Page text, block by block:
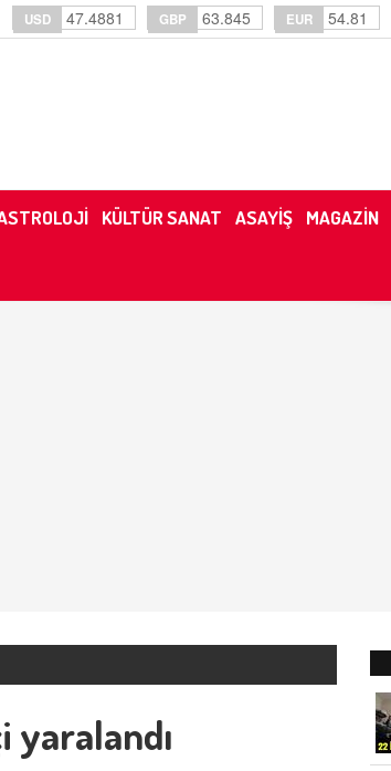
USD 47.4881 GBP 63.845 EUR 54.81
KÜLTÜR SANAT ASAYİŞ MAGAZİN
yaralandı